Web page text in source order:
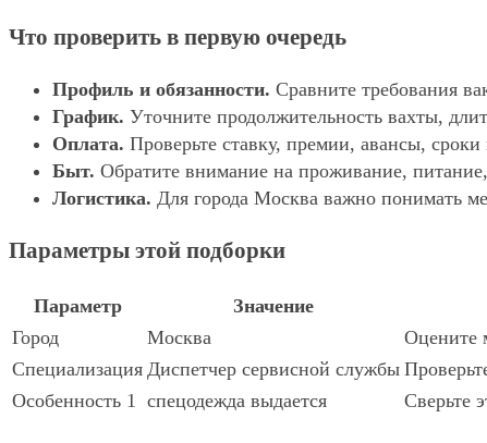
Что проверить в первую очередь
Профиль и обязанности. Сравните требования
График. Уточните продолжительность вахты,
Оплата. Проверьте ставку, премии, авансы,
Быт. Обратите внимание на проживание,
Логистика. Для города Москва важно понимать
Параметры этой подборки
Параметр Значение
Город
Москва
Оцените
Специализация Диспетчер сервисной службы
Особенность 1 спецодежда выдается Сверьте